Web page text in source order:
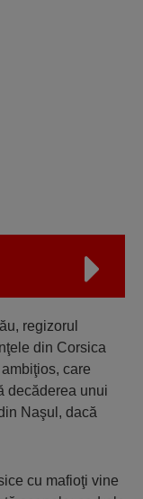
regizorul
din Corsica
care
decăderea unui
Naşul, dacă
cu mafioţi vine